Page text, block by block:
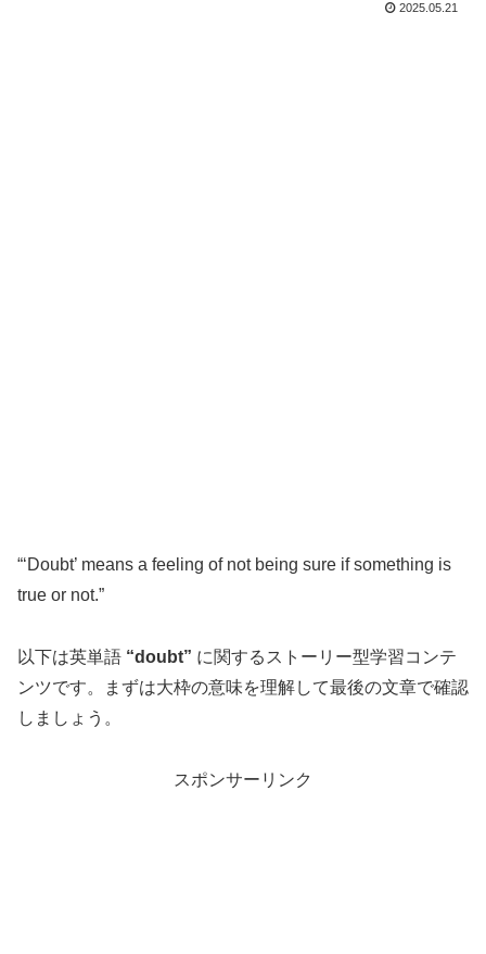
2025.05.21
“‘Doubt’ means a feeling of not being sure if something is
true or not.”
以下は英単語 “doubt” に関するストーリー型学習コンテ
ンツです。まずは大枠の意味を理解して最後の文章で確認
しましょう。
スポンサーリンク